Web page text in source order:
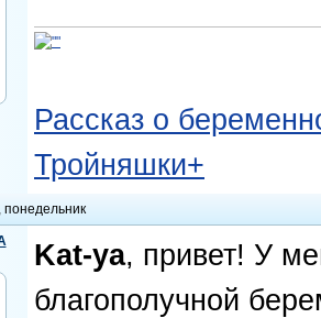
Рассказ о
Тройняшки+
понедельник
Kat-ya, привет! У
благополучной